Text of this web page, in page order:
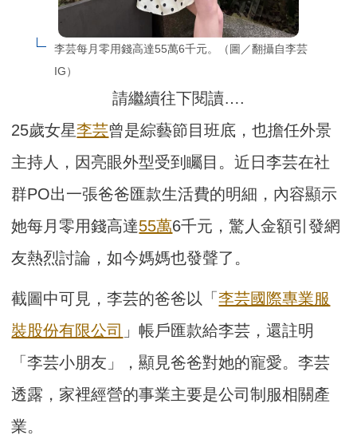
李芸每月零用錢高達55萬6千元。（圖／翻攝自李芸
IG）
請繼續往下閱讀….
25歲女星李芸曾是綜藝節目班底，也擔任外景
主持人，因亮眼外型受到矚目。近日李芸在社
群PO出一張爸爸匯款生活費的明細，內容顯示
她每月零用錢高達55萬6千元，驚人金額引發網
友熱烈討論，如今媽媽也發聲了。
截圖中可見，李芸的爸爸以「李芸國際專業服
裝股份有限公司 」帳戶匯款給李芸，還註明
「李芸小朋友」，顯見爸爸對她的寵愛。李芸
透露，家裡經營的事業主要是公司制服相關產
業。